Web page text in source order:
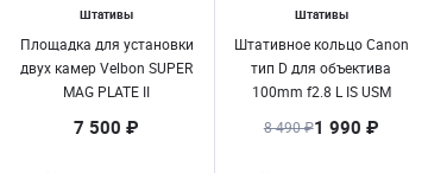
Штативы
Площадка для установки
двух камер Velbon SUPER
MAG PLATE II
7 500 ₽
Штативы
Штативное кольцо Canon
тип D для объектива
100mm f2.8 L IS USM
8 490 ₽1 990 ₽